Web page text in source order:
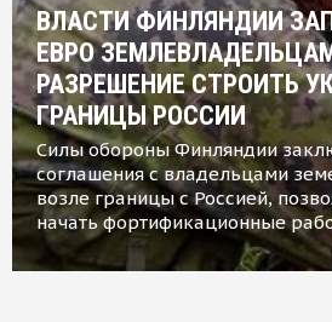
ВЛАСТИ ФИНЛЯНДИИ
ЕВРО
РАЗРЕШЕНИЕ СТРОИТЬ
ГРАНИЦЫ РОССИИ
Силы обороны Финляндии
соглашения с владельцами
возле границы с Россией,
начать фортификационные